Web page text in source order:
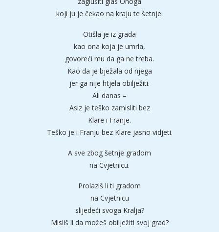
koji ju je čekao na kraju te šetnje.
Otišla je iz grada
kao ona koja je umrla,
govoreći mu da ga ne treba.
Kao da je bježala od njega
jer ga nije htjela obilježiti.
Ali danas –
Asiz je teško zamisliti bez
Klare i Franje.
Teško je i Franju bez Klare jasno vidjeti.
A sve zbog šetnje gradom
na Cvjetnicu.
Prolaziš li ti gradom
na Cvjetnicu
slijedeći svoga Kralja?
Misliš li da možeš obilježiti svoj grad?